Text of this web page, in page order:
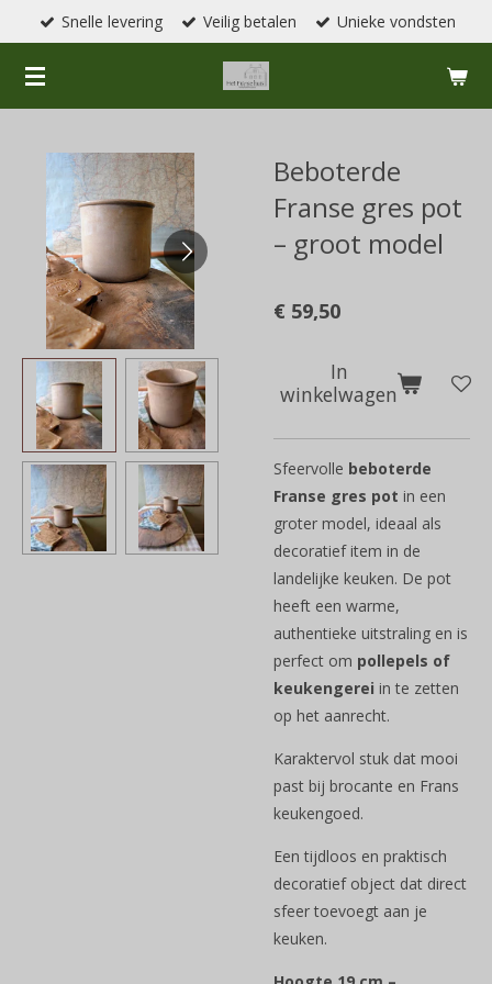
naar
de
Snelle levering Veilig betalen Unieke vondsten
Beboterde
Franse gres pot
– groot model
€ 59,50
In
winkelwagen
Sfeervolle beboterde
Franse gres pot in een
groter model, ideaal als
decoratief item in de
landelijke keuken. De pot
heeft een warme,
authentieke uitstraling en is
perfect om pollepels of
keukengerei in te zetten
op het aanrecht.
Karaktervol stuk dat mooi
past bij brocante en Frans
keukengoed.
Een tijdloos en praktisch
decoratief object dat direct
sfeer toevoegt aan je
keuken.